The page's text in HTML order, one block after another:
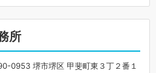
所
0953 堺市堺区 甲斐町東３丁２番１